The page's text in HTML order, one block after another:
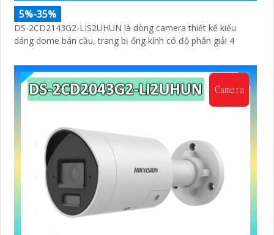
5%-35%
DS-2CD2143G2-LIS2UHUN là dòng camera thiết kế kiểu
dáng dome bán cầu, trang bị ống kính có độ phân giải 4